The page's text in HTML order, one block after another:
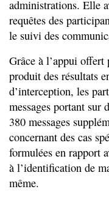
administrations. Elle
requêtes des
le suivi des
Grâce à l’appui offert
produit des résultats
d’interception, les
messages portant sur
380 messages
concernant des cas
formulées en rapport
à l’identification de
même.